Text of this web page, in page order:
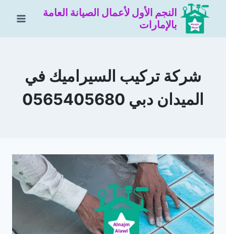
التجاوز
المحتوى
النجم الأول لأعمال الصيانة العامة
بالإمارات
شركة تركيب السيراميك في
الميدان دبي 0565405680